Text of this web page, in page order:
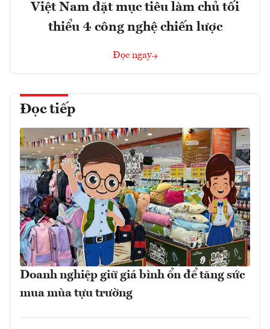
Việt Nam đặt mục tiêu làm chủ tối
thiểu 4 công nghệ chiến lược
Đọc ngay
Đọc tiếp
Doanh nghiệp giữ giá bình ổn để tăng sức
mua mùa tựu trường